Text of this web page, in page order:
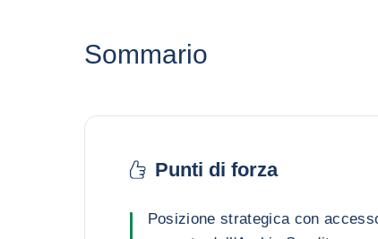
Sommario
Punti di forza
Posizione strategica con